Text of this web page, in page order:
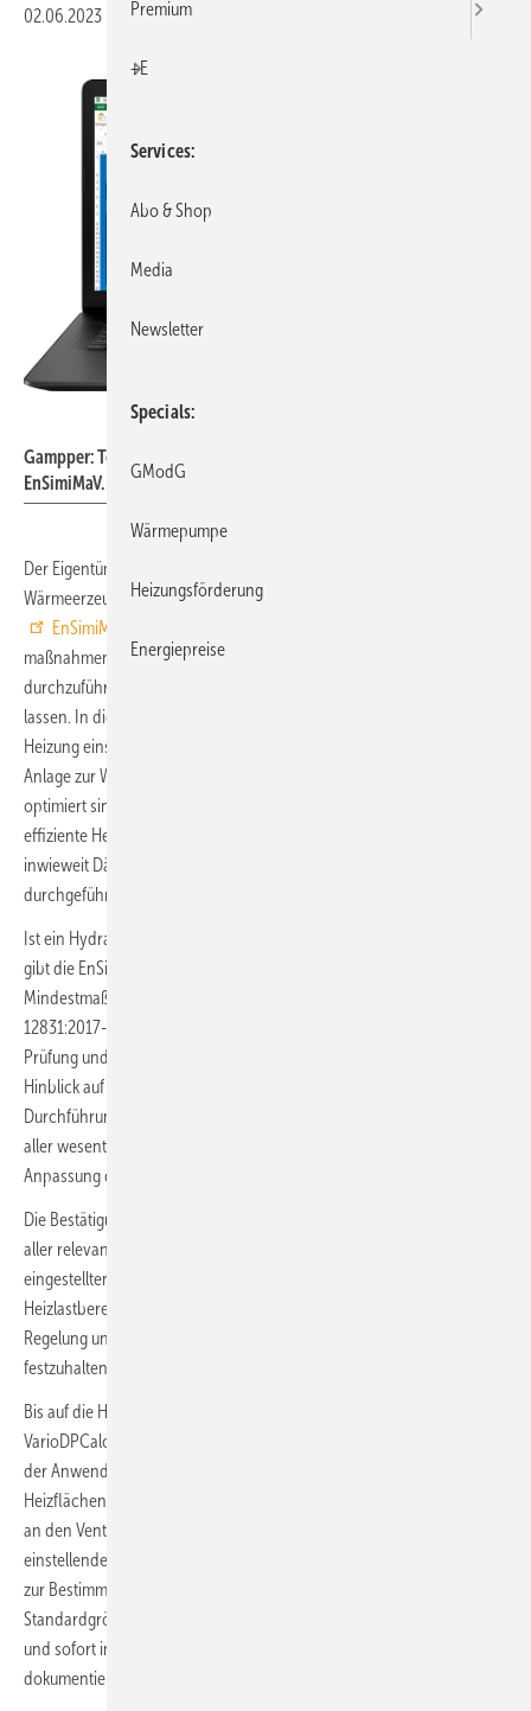
02.06.2023 Veröffentlicht in
Gampper: Tool zur Berechnung und Dokumentation nach
EnSimiMaV.
Der Eigentümer eines Gebäudes, in dem Anlagen zur
Wärmeerzeugung durch Erdgas genutzt werden, ist gemäß der
EnSimiMaV
maßnahmen­verordnung) verpflichtet, eine Heizungsprüfung
durchzuführen und die Heizungsanlage des Gebäudes optimieren zu
lassen. In diesem Rahmen ist zu prüfen, ob die zum Betrieb einer
Heizung einstellbaren technischen Parameter für den Betrieb der
Anlage zur Wärmeerzeugung hinsichtlich der Energieeffizienz
optimiert sind, ob die Heizung Hydraulisch abzugleichen ist, ob
effiziente Heizungspumpen im Heizsystem eingesetzt werden und
inwieweit Dämmmaßnahmen von Rohrleitungen und Armaturen
durchgeführt werden sollten.
Ist ein Hydraulischer Abgleich im Sinne dieser Regelung erforderlich,
gibt die EnSimiMaV Planungs- und Umsetzungsleistungen als
Mindestmaß vor: eine raumweise Heizlastberechnung nach DIN EN
12831:2017-09 in Verbindung mit DIN/TS 12831-1:2020-4, eine
Prüfung und nötigenfalls eine Optimierung der Heizflächen im
Hinblick auf eine möglichst niedrige Vorlauftemperatur, die
Durchführung eines Hydraulischen Abgleichs unter Berücksichtigung
aller wesentlichen Komponenten des Heizungssystems und die
Anpassung der Vorlauftemperaturregelung.
Die Bestätigung des hydraulischen Abgleichs ist dann einschließlich
aller relevanten Einstellungswerte, der Heizlast des Gebäudes, der
eingestellten Leistung der Wärmeerzeuger und der raumweisen
Heizlastberechnung, der Auslegungstemperatur, der Einstellung der
Regelung und den Drücken im Ausdehnungsgefäß in Textform
festzuhalten und dem Gebäudeeigentümer zur Verfügung zu stellen.
Bis auf die Heizlastberechnung erfüllt diese Anforderungen das Tool
VarioDPCalc von Gampper. Sind alle Parameter eingepflegt, erkennt
der Anwender nach Absenkung der Vorlauftemperatur, inwieweit
Heizflächen angepasst werden müssen und welche Wassermengen
an den Ventilen einzustellen sind. Gleichzeitig wird die sich
einstellende Temperaturspreizung angezeigt, eine wichtige Kennzahl
zur Bestimmung der Effizienz des Wärmeerzeugers. Da
Standardgrößen hinterlegt sind, können Heizkörper schnell geändert
und sofort in die Berechnung mit einbezogen werden. Gleichzeitig
dokumentiert das Tool sämtliche Berechnungen.
Premium
+E
Services
Abo & Shop
Media
Newsletter
Specials
GModG
Wärmepumpe
Heizungsförderung
Energiepreise